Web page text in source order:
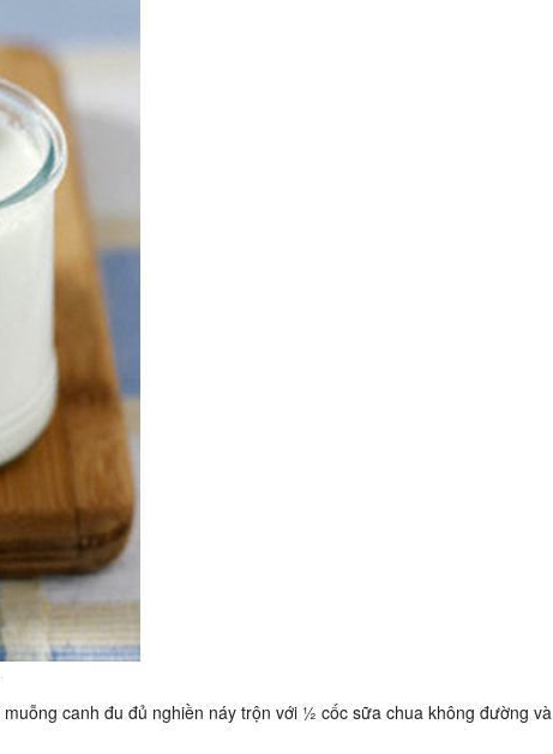
canh đu đủ nghiền náy trộn với ½ cốc sữa chua không đường và